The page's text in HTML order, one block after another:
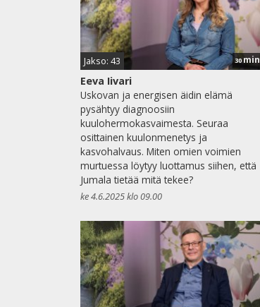
Jakso: 43 30min
Eeva Iivari
Uskovan ja energisen äidin elämä
pysähtyy diagnoosiin
kuulohermokasvaimesta. Seuraa
osittainen kuulonmenetys ja
kasvohalvaus. Miten omien voimien
murtuessa löytyy luottamus siihen, että
Jumala tietää mitä tekee?
ke 4.6.2025 klo 09.00